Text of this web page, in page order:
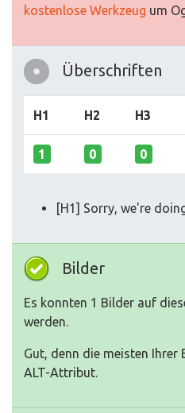
kostenlose Werkzeug um
Überschriften
H1 H2 H3
1 0 0
[H1] Sorry, we're
Bilder
Es konnten 1 Bilder auf
werden.
Gut, denn die meisten Ihrer
ALT-Attribut.